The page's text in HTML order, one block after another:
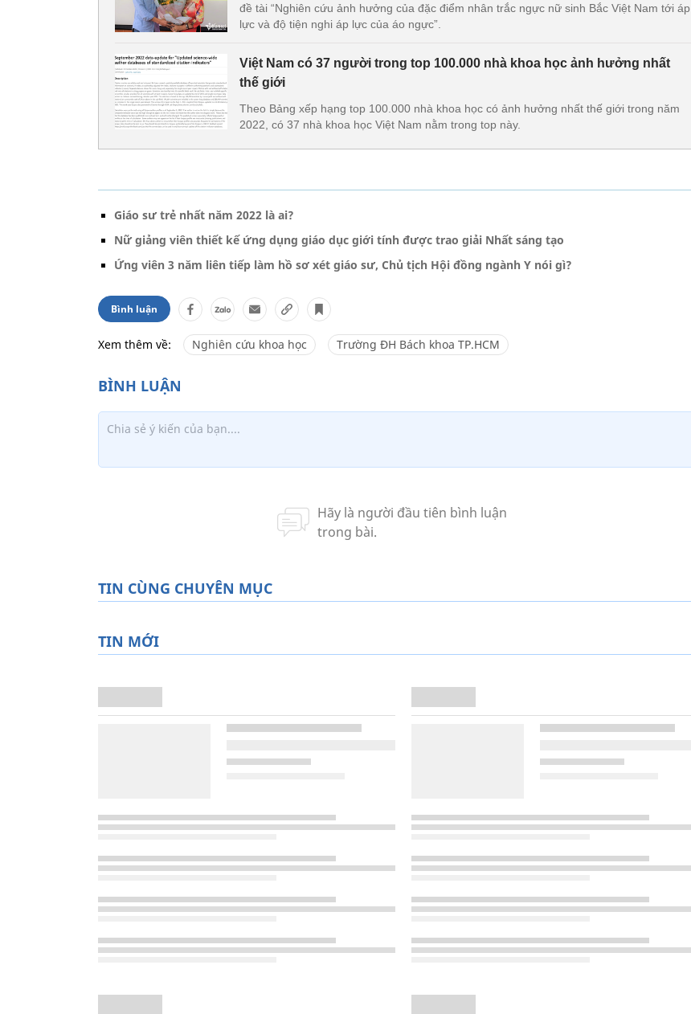
đề tài “Nghiên cứu ảnh hưởng của đặc điểm nhân trắc ngực nữ sinh Bắc Việt Nam tới áp
lực và độ tiện nghi áp lực của áo ngực”.
Việt Nam có 37 người trong top 100.000 nhà khoa học ảnh hưởng nhất
thế giới
Theo Bảng xếp hạng top 100.000 nhà khoa học có ảnh hưởng nhất thế giới trong năm
2022, có 37 nhà khoa học Việt Nam nằm trong top này.
Giáo sư trẻ nhất năm 2022 là ai?
Nữ giảng viên thiết kế ứng dụng giáo dục giới tính được trao giải Nhất sáng tạo
Ứng viên 3 năm liên tiếp làm hồ sơ xét giáo sư, Chủ tịch Hội đồng ngành Y nói gì?
Bình luận
Xem thêm về: Nghiên cứu khoa học Trường ĐH Bách khoa TP.HCM
TIN CÙNG CHUYÊN MỤC
TIN MỚI